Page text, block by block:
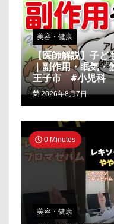
美容・健康
【医師解説】子ど
｜副作用・眠気
王子市 #小児科
2026年8月7日
0 Minutes
美容・健康